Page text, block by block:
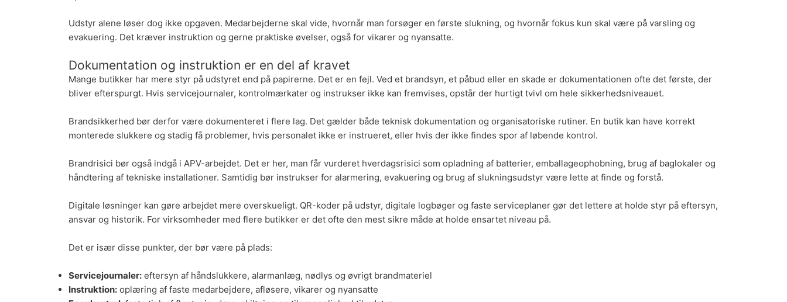
Udstyr alene løser dog ikke opgaven. Medarbejderne skal vide, hvornår man forsøger en første slukning, og hvornår fokus kun skal være på varsling og
evakuering. Det kræver instruktion og gerne praktiske øvelser, også for vikarer og nyansatte.
Dokumentation og instruktion er en del af kravet
Mange butikker har mere styr på udstyret end på papirerne. Det er en fejl. Ved et brandsyn, et påbud eller en skade er dokumentationen ofte det første, der
bliver efterspurgt. Hvis servicejournaler, kontrolmærkater og instrukser ikke kan fremvises, opstår der hurtigt tvivl om hele sikkerhedsniveauet.
Brandsikkerhed bør derfor være dokumenteret i flere lag. Det gælder både teknisk dokumentation og organisatoriske rutiner. En butik kan have korrekt
monterede slukkere og stadig få problemer, hvis personalet ikke er instrueret, eller hvis der ikke findes spor af løbende kontrol.
Brandrisici bør også indgå i APV-arbejdet. Det er her, man får vurderet hverdagsrisici som opladning af batterier, emballageophobning, brug af baglokaler og
håndtering af tekniske installationer. Samtidig bør instrukser for alarmering, evakuering og brug af slukningsudstyr være lette at finde og forstå.
Digitale løsninger kan gøre arbejdet mere overskueligt. QR-koder på udstyr, digitale logbøger og faste serviceplaner gør det lettere at holde styr på eftersyn,
ansvar og historik. For virksomheder med flere butikker er det ofte den mest sikre måde at holde ensartet niveau på.
Det er især disse punkter, der bør være på plads:
Servicejournaler: eftersyn af håndslukkere, alarmanlæg, nødlys og øvrigt brandmateriel
Instruktion: oplæring af faste medarbejdere, afløsere, vikarer og nyansatte